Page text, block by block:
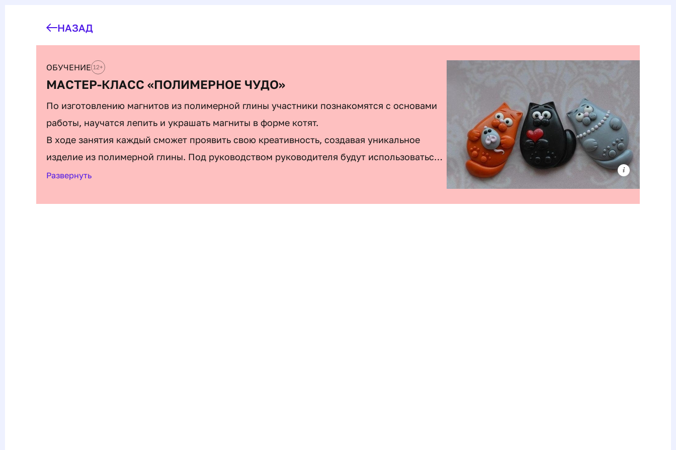
НАЗАД
ОБУЧЕНИЕ 12+
МАСТЕР-КЛАСС «ПОЛИМЕРНОЕ ЧУДО»
По изготовлению магнитов из полимерной глины участники познакомятся с основами
работы, научатся лепить и украшать магниты в форме котят.
В ходе занятия каждый сможет проявить свою креативность, создавая уникальное
изделие из полимерной глины. Под руководством руководителя будут использоваться
различные инструменты для детализации и дизайна своего неповторимого котика.
Развернуть